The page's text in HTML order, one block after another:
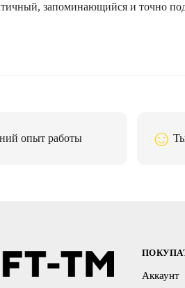
запоминающийся и точно
опыт работы ☺
Аккаунт